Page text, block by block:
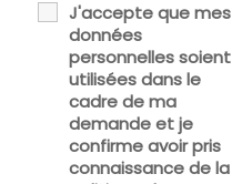
J'accepte que mes
données
personnelles soient
utilisées dans le
cadre de ma
demande et je
confirme avoir pris
connaissance de la